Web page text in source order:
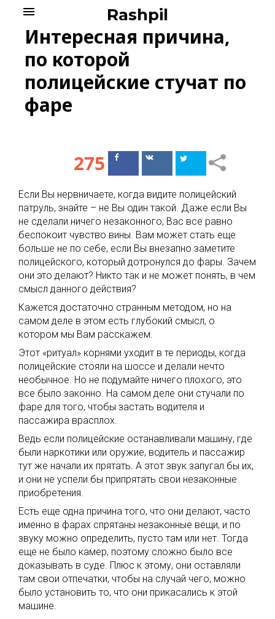
content
Rashpil
menu
Интересная причина,
по которой
полицейские стучат по
фаре
275
ПоделитьсяПоделиться
Если Вы нервничаете, когда видите полицейский
патруль, знайте – не Вы один такой. Даже если Вы
не сделали ничего незаконного, Вас все равно
беспокоит чувство вины. Вам может стать еще
больше не по себе, если Вы внезапно заметите
полицейского, который дотронулся до фары. Зачем
они это делают? Никто так и не может понять, в чем
смысл данного действия?
Кажется достаточно странным методом, но на
самом деле в этом есть глубокий смысл, о
котором мы Вам расскажем.
Этот «ритуал» корнями уходит в те периоды, когда
полицейские стояли на шоссе и делали нечто
необычное. Но не подумайте ничего плохого, это
все было законно. На самом деле они стучали по
фаре для того, чтобы застать водителя и
пассажира врасплох.
Ведь если полицейские останавливали машину, где
были наркотики или оружие, водитель и пассажир
тут же начали их прятать. А этот звук запугал бы их,
и они не успели бы припрятать свои незаконные
приобретения.
Есть еще одна причина того, что они делают, часто
именно в фарах спрятаны незаконные вещи, и по
звуку можно определить, пусто там или нет. Тогда
еще не было камер, поэтому сложно было все
доказывать в суде. Плюс к этому, они оставляли
там свои отпечатки, чтобы на случай чего, можно
было установить то, что они прикасались к этой
машине.